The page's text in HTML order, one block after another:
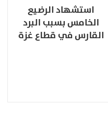
استشهاد الرضيع
الخامس بسبب البرد
القارس في قطاع غزة